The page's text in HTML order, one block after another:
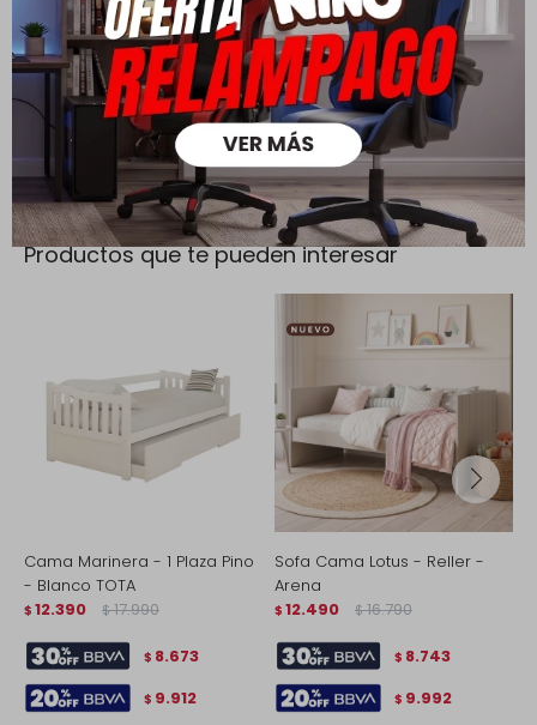
Ver mas
Medios de pago
Productos que te pueden interesar
Cama Marinera - 1 Plaza Pino
- Blanco TOTA
$ 12.390 $ 17.990
$ 8.673
$ 9.912
Sofa Cama Lotus - Reller -
Arena
$ 12.490 $ 16.790
$ 8.743
$ 9.992